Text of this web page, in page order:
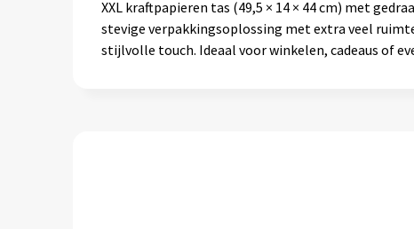
XXL kraftpapieren tas (49,5 × 14 × 44 cm) met
stevige verpakkingsoplossing met extra veel
stijlvolle touch. Ideaal voor winkelen, cadeaus of